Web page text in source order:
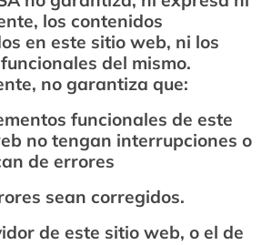
los contenidos
en este sitio web, ni los
del mismo.
no garantiza que:
funcionales de este
no tengan interrupciones o
de errores
sean corregidos.
de este sitio web, o el de